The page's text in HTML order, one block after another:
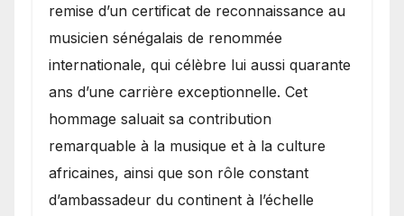
remise d’un certificat de reconnaissance au
musicien sénégalais de renommée
internationale, qui célèbre lui aussi quarante
ans d’une carrière exceptionnelle. Cet
hommage saluait sa contribution
remarquable à la musique et à la culture
africaines, ainsi que son rôle constant
d’ambassadeur du continent à l’échelle